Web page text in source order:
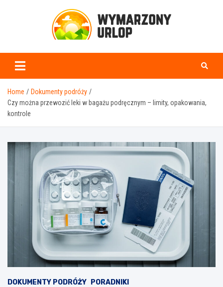
Home
Dokumenty podróży
Czy można przewozić leki w bagażu podręcznym – limity, opakowania,
kontrole
DOKUMENTY PODRÓŻY PORADNIKI